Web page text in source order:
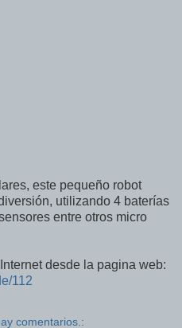
este pequeño robot
utilizando 4 baterías
entre otros micro
desde la pagina web:
112
comentarios.: